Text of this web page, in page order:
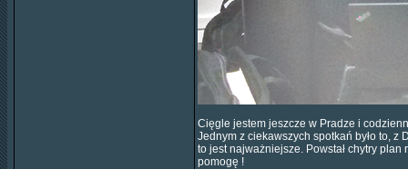
Cięgle jestem jeszcze w Pradze i
Jednym z ciekawszych spotkań było to,
to jest najważniejsze. Powstał chytry
pomogę !